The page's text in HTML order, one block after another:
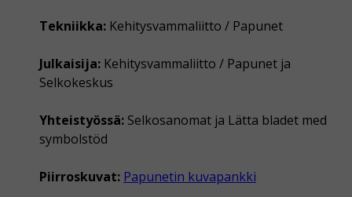
Tekniikka: Kehitysvammaliitto / Papunet
Julkaisija: Kehitysvammaliitto / Papunet ja
Selkokeskus
Yhteistyössä: Selkosanomat ja Lätta bladet med
symbolstöd
Piirroskuvat: Papunetin kuvapankki